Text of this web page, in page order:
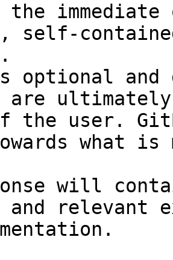
self-
optional and
are
the user.
what
will
and relevant